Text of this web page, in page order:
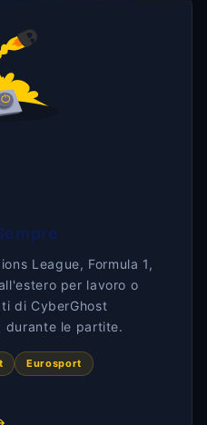
League, Formula 1,
per lavoro o
di CyberGhost
durante le partite.
Eurosport